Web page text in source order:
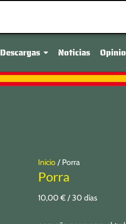
Descargas Noticias
Inicio / Porra
Porra
10,00€ / 30 días